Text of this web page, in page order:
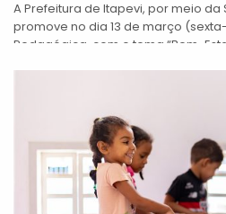
A Prefeitura de Itapevi, por meio
promove no dia 13 de março
Pedagógica, com o tema “Bem-